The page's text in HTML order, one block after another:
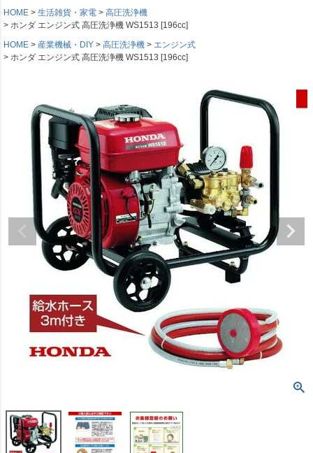
HOME
生活雑貨・家電
高圧洗浄機
ホンダ エンジン式 高圧洗浄機 WS1513 [196cc]
HOME
産業機械・DIY 高圧洗浄機
エンジン式
ホンダ エンジン式 高圧洗浄機 WS1513 [196cc]